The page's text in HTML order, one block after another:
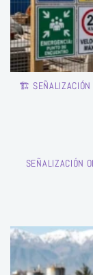
🏗️ SEÑALIZACIÓN
SEÑALIZACIÓN